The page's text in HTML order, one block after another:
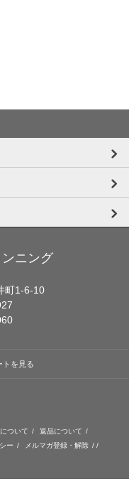
ニング
町1-6-10
を見る
ついて / 返品について /
ー / メルマガ登録・解除 / /